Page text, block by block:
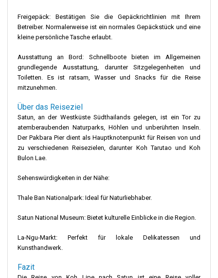
Freigepäck: Bestätigen Sie die Gepäckrichtlinien mit Ihrem
Betreiber. Normalerweise ist ein normales Gepäckstück und eine
kleine persönliche Tasche erlaubt.
Ausstattung an Bord: Schnellboote bieten im Allgemeinen
grundlegende Ausstattung, darunter Sitzgelegenheiten und
Toiletten. Es ist ratsam, Wasser und Snacks für die Reise
mitzunehmen.
Über das Reiseziel
Satun, an der Westküste Südthailands gelegen, ist ein Tor zu
atemberaubenden Naturparks, Höhlen und unberührten Inseln.
Der Pakbara Pier dient als Hauptknotenpunkt für Reisen von und
zu verschiedenen Reisezielen, darunter Koh Tarutao und Koh
Bulon Lae.
Sehenswürdigkeiten in der Nähe:
Thale Ban Nationalpark: Ideal für Naturliebhaber.
Satun National Museum: Bietet kulturelle Einblicke in die Region.
La-Ngu-Markt: Perfekt für lokale Delikatessen und
Kunsthandwerk.
Fazit